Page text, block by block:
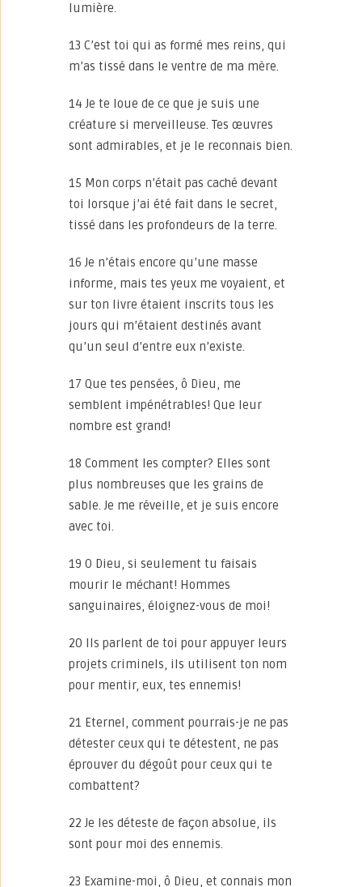
lumière.
13 C’est toi qui as formé mes reins, qui
m’as tissé dans le ventre de ma mère.
14 Je te loue de ce que je suis une
créature si merveilleuse. Tes œuvres
sont admirables, et je le reconnais bien.
15 Mon corps n’était pas caché devant
toi lorsque j’ai été fait dans le secret,
tissé dans les profondeurs de la terre.
16 Je n’étais encore qu’une masse
informe, mais tes yeux me voyaient, et
sur ton livre étaient inscrits tous les
jours qui m’étaient destinés avant
qu’un seul d’entre eux n’existe.
17 Que tes pensées, ô Dieu, me
semblent impénétrables! Que leur
nombre est grand!
18 Comment les compter? Elles sont
plus nombreuses que les grains de
sable. Je me réveille, et je suis encore
avec toi.
19 O Dieu, si seulement tu faisais
mourir le méchant! Hommes
sanguinaires, éloignez-vous de moi!
20 Ils parlent de toi pour appuyer leurs
projets criminels, ils utilisent ton nom
pour mentir, eux, tes ennemis!
21 Eternel, comment pourrais-je ne pas
détester ceux qui te détestent, ne pas
éprouver du dégoût pour ceux qui te
combattent?
22 Je les déteste de façon absolue, ils
sont pour moi des ennemis.
23 Examine-moi, ô Dieu, et connais mon